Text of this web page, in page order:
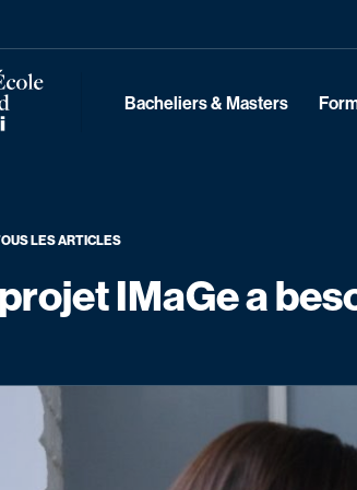
de Vinci
Bacheliers & Masters
LES ARTICLES
IMaGe a